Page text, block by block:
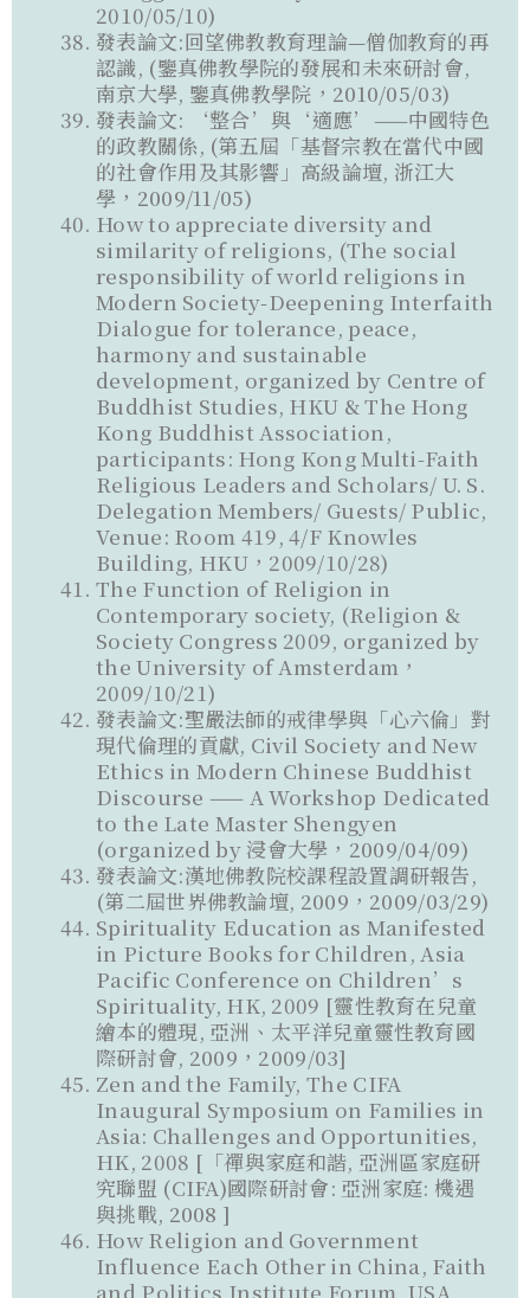
2010/05/10)
發表論文:回望佛教教育理論—僧伽教育的再
認識, (鑒真佛教學院的發展和未來研討會,
南京大學, 鑒真佛教學院，2010/05/03)
發表論文: ‘整合’與‘適應’——中國特色
的政教關係, (第五屆「基督宗教在當代中國
的社會作用及其影響」高級論壇, 浙江大
學，2009/11/05)
How to appreciate diversity and
similarity of religions, (The social
responsibility of world religions in
Modern Society-Deepening Interfaith
Dialogue for tolerance, peace,
harmony and sustainable
development, organized by Centre of
Buddhist Studies, HKU & The Hong
Kong Buddhist Association,
participants: Hong Kong Multi-Faith
Religious Leaders and Scholars/ U. S.
Delegation Members/ Guests/ Public,
Venue: Room 419, 4/F Knowles
Building, HKU，2009/10/28)
The Function of Religion in
Contemporary society, (Religion &
Society Congress 2009, organized by
the University of Amsterdam，
2009/10/21)
發表論文:聖嚴法師的戒律學與「心六倫」對
現代倫理的貢獻, Civil Society and New
Ethics in Modern Chinese Buddhist
Discourse —— A Workshop Dedicated
to the Late Master Shengyen
(organized by 浸會大學，2009/04/09)
發表論文:漢地佛教院校課程設置調研報告,
(第二屆世界佛教論壇, 2009，2009/03/29)
Spirituality Education as Manifested
in Picture Books for Children, Asia
Pacific Conference on Children’s
Spirituality, HK, 2009 [靈性教育在兒童
繪本的體現, 亞洲、太平洋兒童靈性教育國
際研討會, 2009，2009/03]
Zen and the Family, The CIFA
Inaugural Symposium on Families in
Asia: Challenges and Opportunities,
HK, 2008 [「禪與家庭和諧, 亞洲區家庭研
究聯盟 (CIFA)國際研討會: 亞洲家庭: 機遇
與挑戰, 2008 ]
How Religion and Government
Influence Each Other in China, Faith
and Politics Institute Forum, USA,